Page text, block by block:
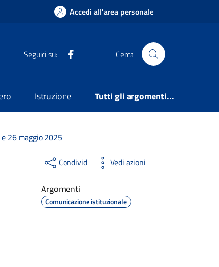
Accedi all'area personale
Seguici su: Cerca
Istruzione Tutti gli argomenti...
26 maggio 2025
Condividi Vedi azioni
Argomenti
Comunicazione istituzionale